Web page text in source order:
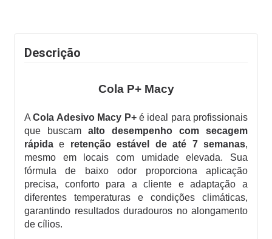
Descrição
Cola P+ Macy
ACola Adesivo Macy P+é ideal para profissionais
que buscam alto desempenho com secagem
rápidae retenção estável de até 7 semanas,
mesmo em locais com umidade elevada. Sua
fórmula de baixo odor proporciona aplicação
precisa, conforto para a cliente e adaptação a
diferentes temperaturas e condições climáticas,
garantindo resultados duradouros no alongamento
de cílios.